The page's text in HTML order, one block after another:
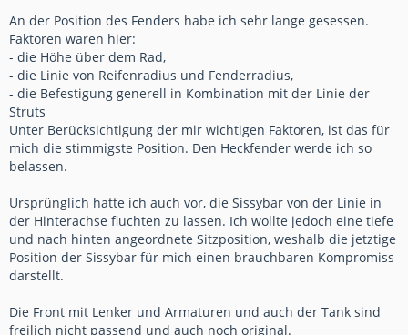
An der Position des Fenders habe ich sehr lange gesessen.
Faktoren waren hier:
- die Höhe über dem Rad,
- die Linie von Reifenradius und Fenderradius,
- die Befestigung generell in Kombination mit der Linie der
Struts
Unter Berücksichtigung der mir wichtigen Faktoren, ist das für
mich die stimmigste Position. Den Heckfender werde ich so
belassen.
Ursprünglich hatte ich auch vor, die Sissybar von der Linie in
der Hinterachse fluchten zu lassen. Ich wollte jedoch eine tiefe
und nach hinten angeordnete Sitzposition, weshalb die jetztige
Position der Sissybar für mich einen brauchbaren Kompromiss
darstellt.
Die Front mit Lenker und Armaturen und auch der Tank sind
freilich nicht passend und auch noch original.